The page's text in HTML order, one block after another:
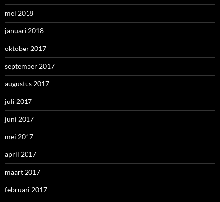
mei 2018
januari 2018
oktober 2017
september 2017
augustus 2017
juli 2017
juni 2017
mei 2017
april 2017
maart 2017
februari 2017